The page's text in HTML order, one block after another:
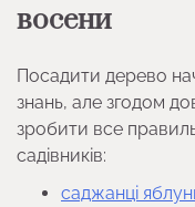
восени
Посадити дерево
знань, але згодом
зробити все
садівників:
саджанці